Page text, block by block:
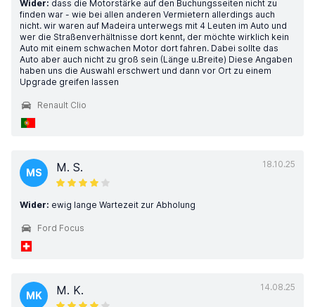
Wider: dass die Motorstärke auf den Buchungsseiten nicht zu
finden war - wie bei allen anderen Vermietern allerdings auch
nicht. wir waren auf Madeira unterwegs mit 4 Leuten im Auto und
wer die Straßenverhältnisse dort kennt, der möchte wirklich kein
Auto mit einem schwachen Motor dort fahren. Dabei sollte das
Auto aber auch nicht zu groß sein (Länge u.Breite) Diese Angaben
haben uns die Auswahl erschwert und dann vor Ort zu einem
Upgrade greifen lassen
Renault Clio
18.10.25
MS M. S.
Wider: ewig lange Wartezeit zur Abholung
Ford Focus
14.08.25
MK M. K.